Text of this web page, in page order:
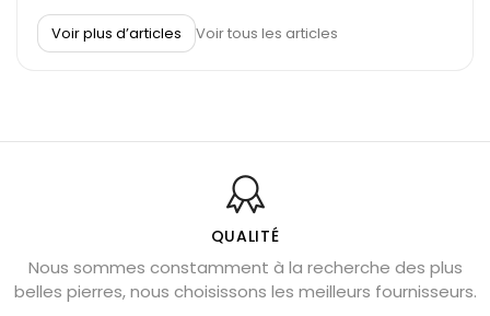
À quel poignet porter un bracelet de pierre
Découvrez le scorpion et ses pierres
Bienfaits de la sélénite – pierre des anges
L’améthyste est-elle faite pour moi ?
Chrysocolle : pierre apaisante
Obsidienne dorée : vertus et signification
Voir plus d’articles Voir tous les articles
QUALITÉ
Nous sommes constamment à la recherche des plus
belles pierres, nous choisissons les meilleurs fournisseurs.